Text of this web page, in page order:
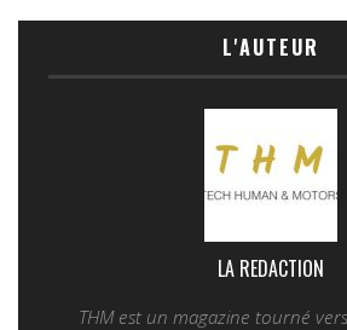
L'AUTEUR
LA REDACTION
THM est un magazine tourné